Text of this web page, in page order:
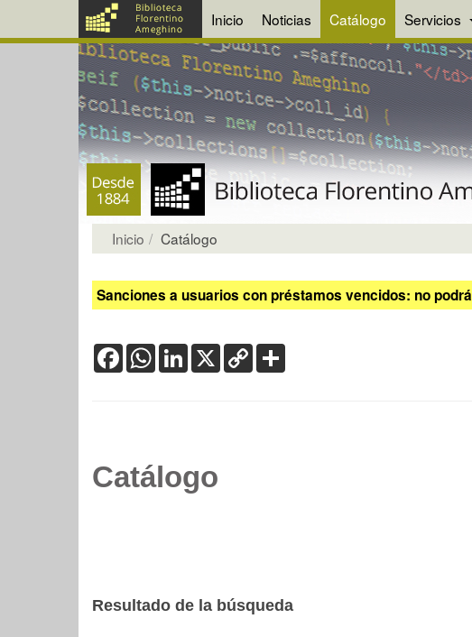
Inicio Noticias Catálogo Servicios
Inicio Catálogo
Sanciones a usuarios con préstamos vencidos: no
FacebookWhatsApp
LinkedIn
X Copy
Link
Catálogo
Resultado de la búsqueda